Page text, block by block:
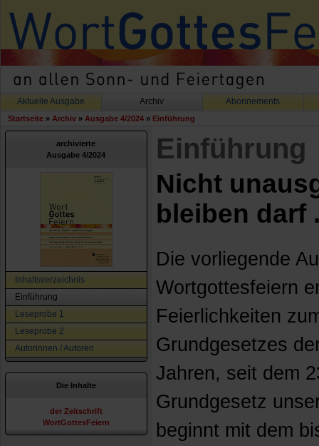
Aktuelle Ausgabe Archiv Abonnements
Startseite » Archiv » Ausgabe 4/2024 » Einführung
archivierte
Ausgabe 4/2024
Inhaltsverzeichnis
Einführung
Leseprobe 1
Leseprobe 2
Autorinnen / Autoren
Die Inhalte
der Zeitschrift
WortGottesFeiern
Einführung
Nicht
bleiben darf
Die vorliegende
Wortgottesfeiern
Feierlichkeiten
Grundgesetzes
Jahren, seit dem
Grundgesetz
beginnt mit dem